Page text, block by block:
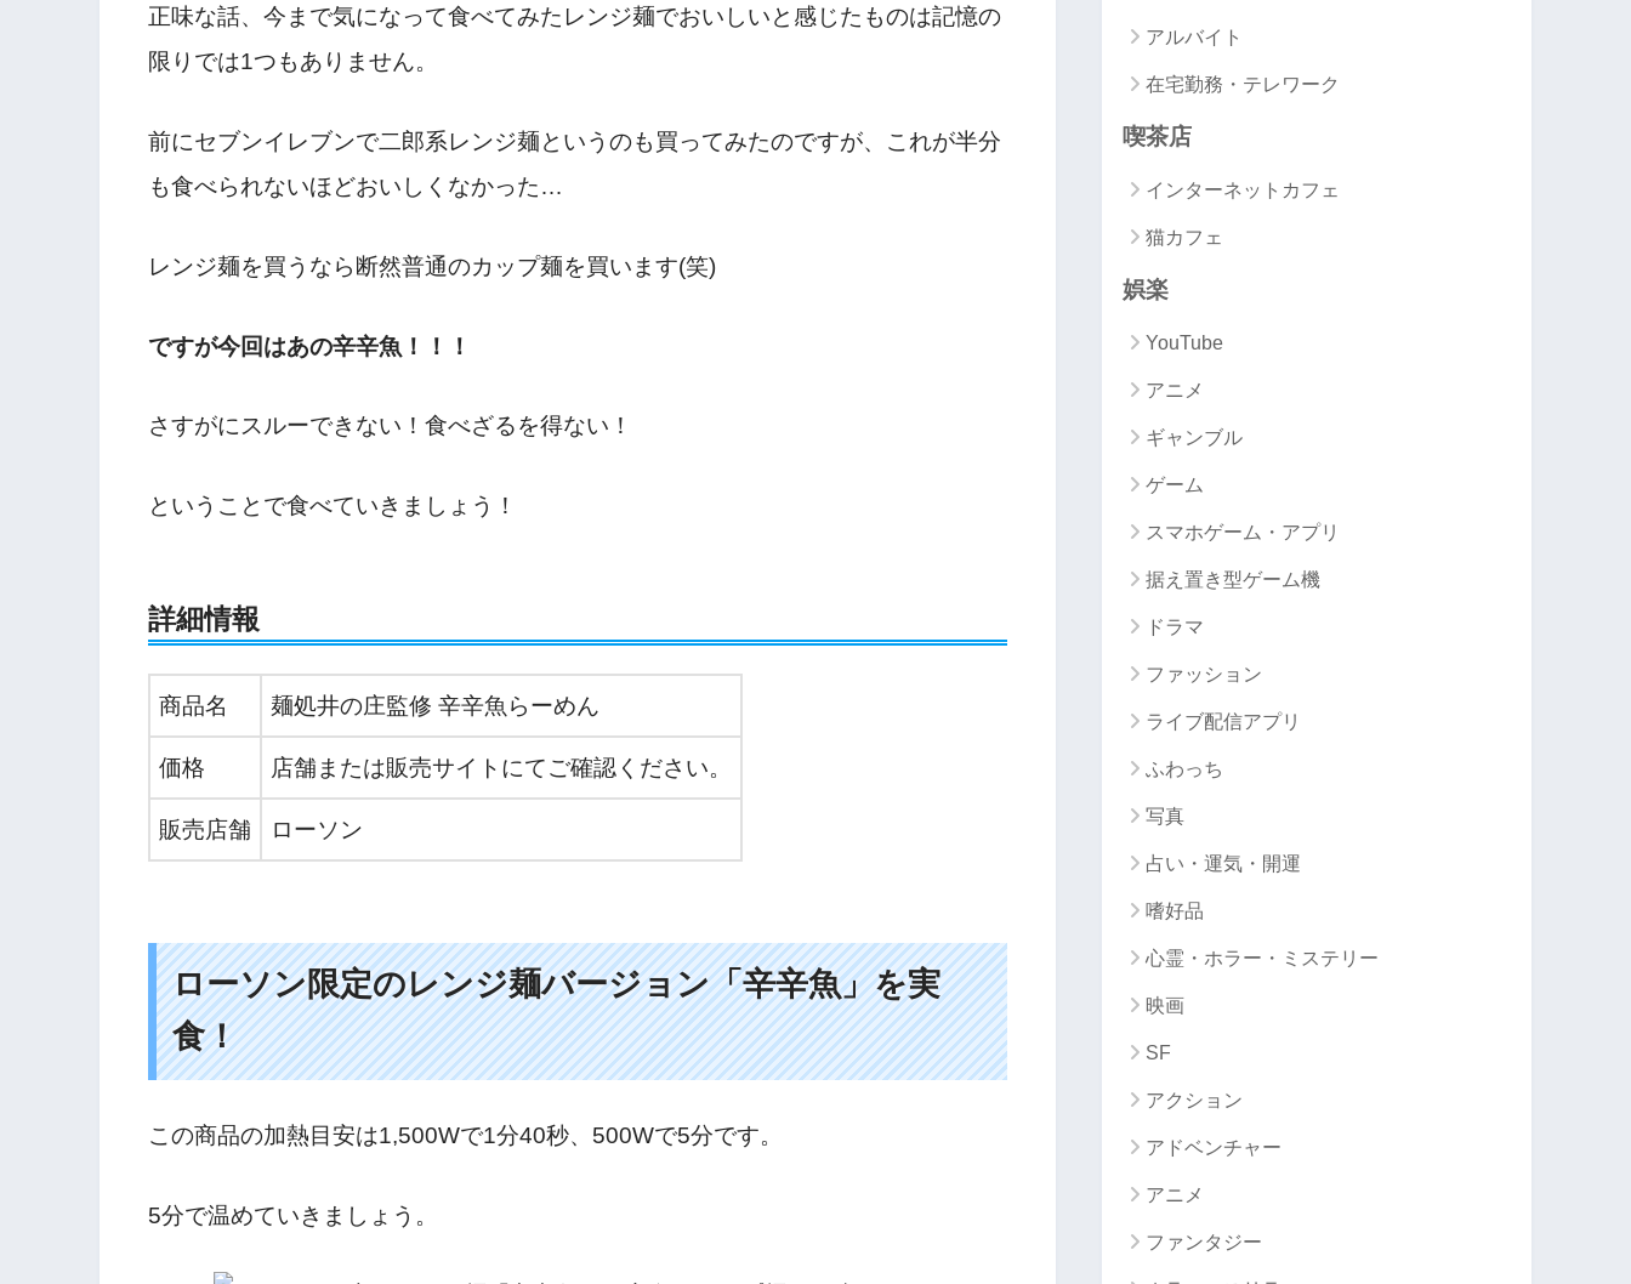
正味な話、今まで気になって食べてみたレンジ麺でおいしいと感じたものは記憶の
限りでは1つもありません。
前にセブンイレブンで二郎系レンジ麺というのも買ってみたのですが、これが半分
も食べられないほどおいしくなかった…
レンジ麺を買うなら断然普通のカップ麺を買います(笑)
ですが今回はあの辛辛魚！！！
さすがにスルーできない！食べざるを得ない！
ということで食べていきましょう！
詳細情報
商品名 麺処井の庄監修 辛辛魚らーめん
価格 店舗または販売サイトにてご確認ください。
販売店舗 ローソン
ローソン限定のレンジ麺バージョン「辛辛魚」を実
食！
この商品の加熱目安は1,500Wで1分40秒、500Wで5分です。
5分で温めていきましょう。
アルバイト
在宅勤務・テレワーク
喫茶店
インターネットカフェ
猫カフェ
娯楽
YouTube
アニメ
ギャンブル
ゲーム
スマホゲーム・アプリ
据え置き型ゲーム機
ドラマ
ファッション
ライブ配信アプリ
ふわっち
写真
占い・運気・開運
嗜好品
心霊・ホラー・ミステリー
映画
SF
アクション
アドベンチャー
アニメ
ファンタジー